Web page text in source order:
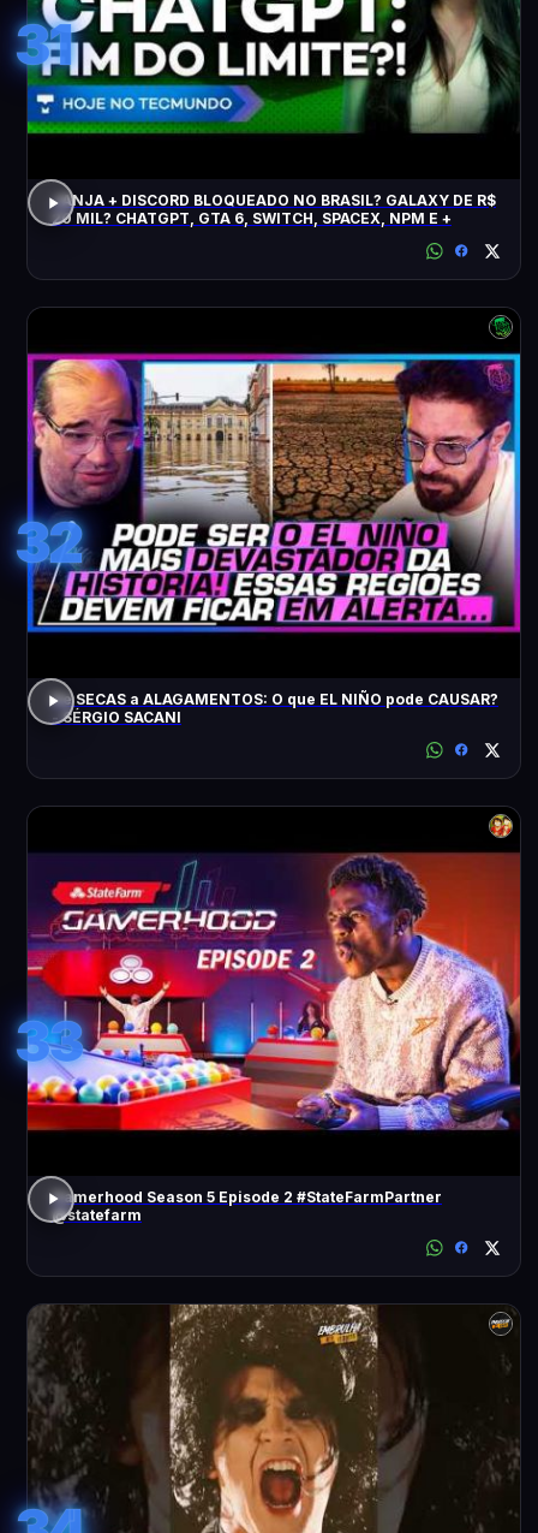
31
JANJA + DISCORD BLOQUEADO NO BRASIL? GALAXY DE R$
20 MIL? CHATGPT, GTA 6, SWITCH, SPACEX, NPM E +
32
De SECAS a ALAGAMENTOS: O que EL NIÑO pode CAUSAR?
- SÉRGIO SACANI
33
Gamerhood Season 5 Episode 2 #StateFarmPartner
@statefarm